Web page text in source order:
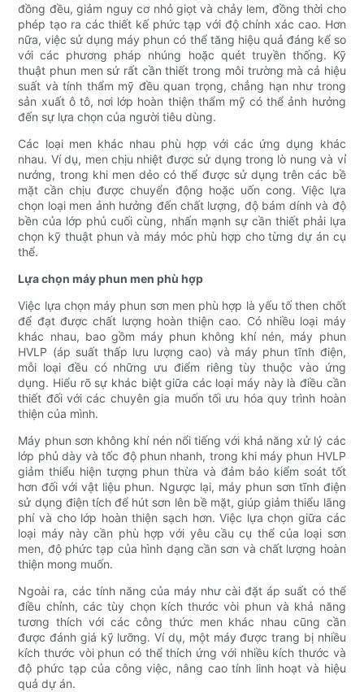
đồng đều, giảm nguy cơ nhỏ giọt và chảy lem, đồng thời cho
phép tạo ra các thiết kế phức tạp với độ chính xác cao. Hơn
nữa, việc sử dụng máy phun có thể tăng hiệu quả đáng kể so
với các phương pháp nhúng hoặc quét truyền thống. Kỹ
thuật phun men sứ rất cần thiết trong môi trường mà cả hiệu
suất và tính thẩm mỹ đều quan trọng, chẳng hạn như trong
sản xuất ô tô, nơi lớp hoàn thiện thẩm mỹ có thể ảnh hưởng
đến sự lựa chọn của người tiêu dùng.
Các loại men khác nhau phù hợp với các ứng dụng khác
nhau. Ví dụ, men chịu nhiệt được sử dụng trong lò nung và vỉ
nướng, trong khi men dẻo có thể được sử dụng trên các bề
mặt cần chịu được chuyển động hoặc uốn cong. Việc lựa
chọn loại men ảnh hưởng đến chất lượng, độ bám dính và độ
bền của lớp phủ cuối cùng, nhấn mạnh sự cần thiết phải lựa
chọn kỹ thuật phun và máy móc phù hợp cho từng dự án cụ
thể.
Lựa chọn máy phun men phù hợp
Việc lựa chọn máy phun sơn men phù hợp là yếu tố then chốt
để đạt được chất lượng hoàn thiện cao. Có nhiều loại máy
khác nhau, bao gồm máy phun không khí nén, máy phun
HVLP (áp suất thấp lưu lượng cao) và máy phun tĩnh điện,
mỗi loại đều có những ưu điểm riêng tùy thuộc vào ứng
dụng. Hiểu rõ sự khác biệt giữa các loại máy này là điều cần
thiết đối với các chuyên gia muốn tối ưu hóa quy trình hoàn
thiện của mình.
Máy phun sơn không khí nén nổi tiếng với khả năng xử lý các
lớp phủ dày và tốc độ phun nhanh, trong khi máy phun HVLP
giảm thiểu hiện tượng phun thừa và đảm bảo kiểm soát tốt
hơn đối với vật liệu phun. Ngược lại, máy phun sơn tĩnh điện
sử dụng điện tích để hút sơn lên bề mặt, giúp giảm thiểu lãng
phí và cho lớp hoàn thiện sạch hơn. Việc lựa chọn giữa các
loại máy này cần phù hợp với yêu cầu cụ thể của loại sơn
men, độ phức tạp của hình dạng cần sơn và chất lượng hoàn
thiện mong muốn.
Ngoài ra, các tính năng của máy như cài đặt áp suất có thể
điều chỉnh, các tùy chọn kích thước vòi phun và khả năng
tương thích với các công thức men khác nhau cũng cần
được đánh giá kỹ lưỡng. Ví dụ, một máy được trang bị nhiều
kích thước vòi phun có thể thích ứng với nhiều kích thước và
độ phức tạp của công việc, nâng cao tính linh hoạt và hiệu
quả dự án.